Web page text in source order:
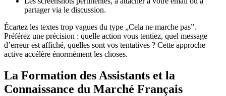
partager via le discussion.
Écartez les textes trop vagues du type „Cela ne marche pas”.
Préférez une précision : quelle action vous tentiez, quel message
d’erreur est affiché, quelles sont vos tentatives ? Cette approche
active accélère énormément les choses.
La Formation des Assistants et la
Connaissance du Marché Français